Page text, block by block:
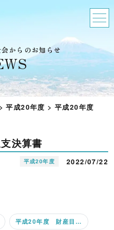
からのお知らせ
>平成20年度 >平成20年度
決算書
平成20年度 2022/07/22
平成20年度 財産目...